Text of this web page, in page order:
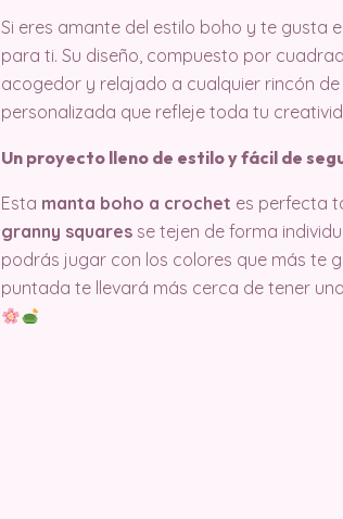
Si eres amante del estilo boho y te gusta
para ti. Su diseño, compuesto por
acogedor y relajado a cualquier rincón
personalizada que refleje toda tu
Un proyecto lleno de estilo y fácil de
Esta manta boho a crochet es perfecta
granny squares se tejen de forma
podrás jugar con los colores que más te
puntada te llevará más cerca de tener